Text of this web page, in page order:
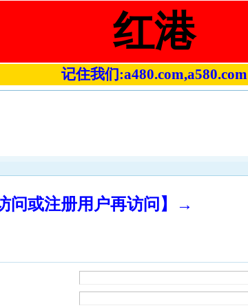
红港
记住我们:a480.com,a580.com
问或注册用户再访问】→